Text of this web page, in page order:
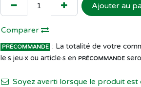
Ajouter au
Comparer
PRÉCOMMANDE : La totalité de votre
le·s jeu·x ou article·s en PRÉCOMMANDE
Soyez averti lorsque le produit est